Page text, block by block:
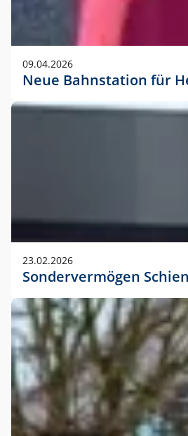
09.04.2026
Neue Bahnstation für
23.02.2026
Sondervermögen